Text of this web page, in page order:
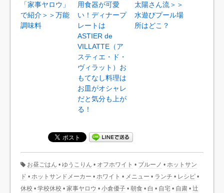
「家事ヤロウ」
で紹介＞＞万能
調味料
用食器が可愛
い！ディナープ
レートは
ASTIER de
VILLATTE（ア
スティエ・ド・
ヴィラット）お
もてなし料理は
お皿がオシャレ
だと気分も上が
る！
太陽さん流＞＞
水遊びプール場
所はどこ？
お昼ごはん • ゆうこりん • オフホワイト • ブルーノ • ホットサン
ド • ホットサンドメーカー • ホワイト • メニュー • ランチ • レシピ •
休校 • 学校休校 • 家事ヤロウ • 小倉優子 • 朝食 • 白 • 自宅 • 自粛 • 辻